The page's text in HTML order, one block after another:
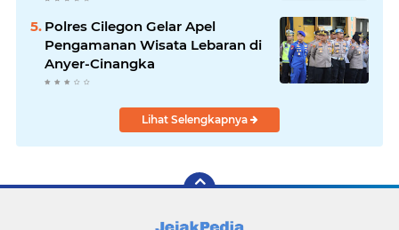
Polres Cilegon Gelar Apel
Pengamanan Wisata Lebaran di
Anyer-Cinangka
Lihat Selengkapnya